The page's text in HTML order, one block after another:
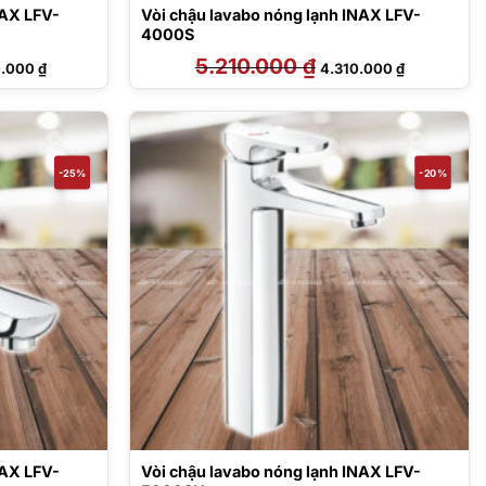
LFV-
₫Giá
hiện
tại
2.720.000 ₫.
Vòi chậu lavabo nóng lạnh INAX LFV-
4000S
5.210.000₫ Giá
gốc
là:
4.310.000₫Giá
hiện
tại
4.310.000 ₫.
-25%
LFV-
-20%
Vòi chậu lavabo nóng lạnh INAX LFV-